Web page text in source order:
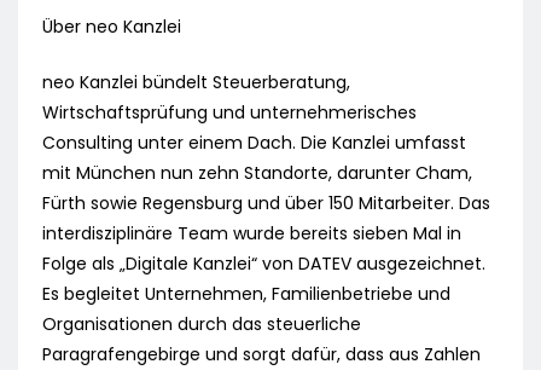
Über neo Kanzlei
neo Kanzlei bündelt Steuerberatung,
Wirtschaftsprüfung und unternehmerisches
Consulting unter einem Dach. Die Kanzlei umfasst
mit München nun zehn Standorte, darunter Cham,
Fürth sowie Regensburg und über 150 Mitarbeiter. Das
interdisziplinäre Team wurde bereits sieben Mal in
Folge als „Digitale Kanzlei“ von DATEV ausgezeichnet.
Es begleitet Unternehmen, Familienbetriebe und
Organisationen durch das steuerliche
Paragrafengebirge und sorgt dafür, dass aus Zahlen